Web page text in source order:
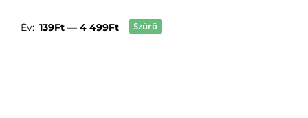
Szűrő
Év: 139Ft — 4 499Ft